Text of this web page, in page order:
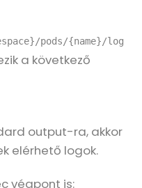
pods/{name}/log
a következő
output-ra, akkor
elérhető logok.
végpont is: